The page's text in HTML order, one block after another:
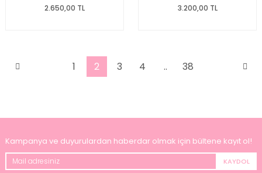
2.650,00 TL 3.200,00 TL
1 2 3 4 .. 38
Kampanya ve duyurulardan haberdar olmak için bültene kayıt ol!
KAYDOL